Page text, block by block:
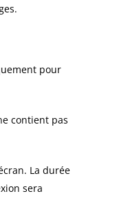
pour
contient pas
La durée
sera